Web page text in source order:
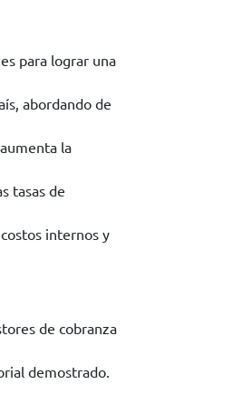
para lograr una
abordando de
la
tasas de
internos y
de cobranza
demostrado.